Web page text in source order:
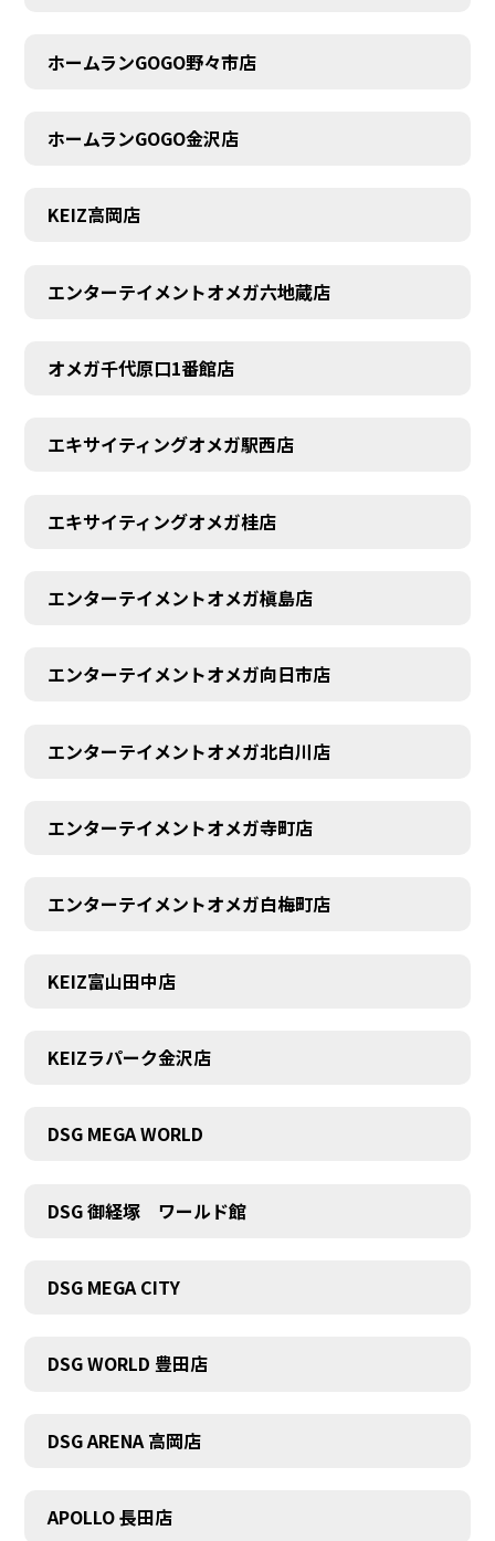
AUDITION
ホームランGOGO野々市店
ホームランGOGO金沢店
KEIZ高岡店
エンターテイメントオメガ六地蔵店
オメガ千代原口1番館店
エキサイティングオメガ駅西店
エキサイティングオメガ桂店
エンターテイメントオメガ槇島店
エンターテイメントオメガ向日市店
エンターテイメントオメガ北白川店
エンターテイメントオメガ寺町店
エンターテイメントオメガ白梅町店
KEIZ富山田中店
KEIZラパーク金沢店
DSG MEGA WORLD
DSG 御経塚 ワールド館
DSG MEGA CITY
DSG WORLD 豊田店
DSG ARENA 高岡店
APOLLO 長田店